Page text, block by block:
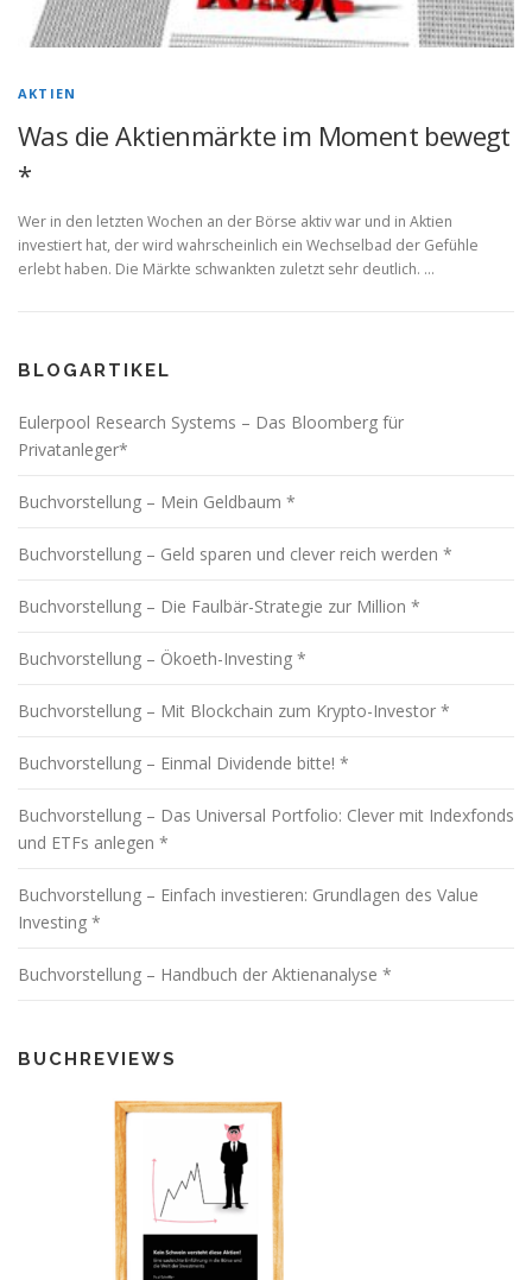
AKTIEN
Was die Aktienmärkte im Moment bewegt
*
Wer in den letzten Wochen an der Börse aktiv war und in Aktien
investiert hat, der wird wahrscheinlich ein Wechselbad der Gefühle
erlebt haben. Die Märkte schwankten zuletzt sehr deutlich. …
BLOGARTIKEL
Eulerpool Research Systems – Das Bloomberg für
Privatanleger*
Buchvorstellung – Mein Geldbaum *
Buchvorstellung – Geld sparen und clever reich werden *
Buchvorstellung – Die Faulbär-Strategie zur Million *
Buchvorstellung – Ökoeth-Investing *
Buchvorstellung – Mit Blockchain zum Krypto-Investor *
Buchvorstellung – Einmal Dividende bitte! *
Buchvorstellung – Das Universal Portfolio: Clever mit Indexfonds
und ETFs anlegen *
Buchvorstellung – Einfach investieren: Grundlagen des Value
Investing *
Buchvorstellung – Handbuch der Aktienanalyse *
BUCHREVIEWS